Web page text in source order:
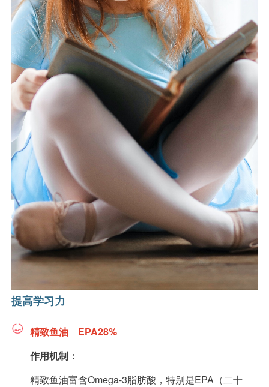
提高学习力
精致鱼油 EPA28%
作用机制：
精致鱼油富含Omega-3脂肪酸，特别是EPA（二十